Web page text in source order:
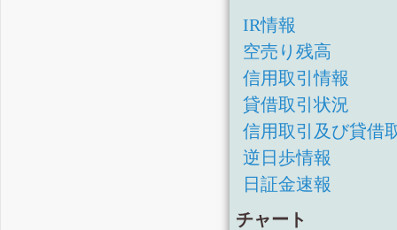
四半期報告書-第57期第
有価証券報告書-第56期(
四半期報告書-第56期第
四半期報告書-第56期第
四半期報告書-第56期第
有価証券報告書-第55期(
四半期報告書-第55期第
IR情報
空売り残高
信用取引情報
貸借取引状況
信用取引及び貸借
逆日歩情報
日証金速報
チャート